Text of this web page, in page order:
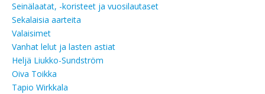
Seinälaatat, -koristeet ja vuosilautaset
Sekalaisia aarteita
Valaisimet
Vanhat lelut ja lasten astiat
Heljä Liukko-Sundström
Oiva Toikka
Tapio Wirkkala